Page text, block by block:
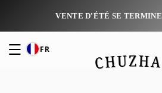
VENTE D'ÉTÉ SE TERMINE
FR